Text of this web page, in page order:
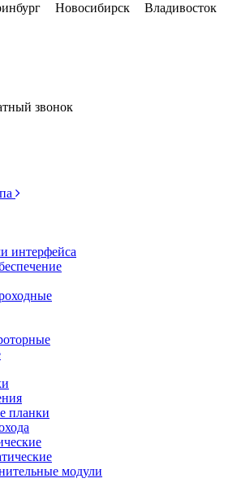
Новосибирск
Владивосток
звонок
интерфейса
планки
модули